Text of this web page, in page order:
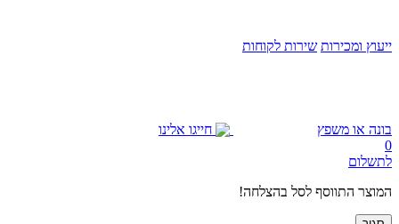
ייעוץ ומכירות שירות לקוחות
בונה או משפץ
חייגו אלינו
0
לתשלום
המוצר התווסף לסל בהצלחה!